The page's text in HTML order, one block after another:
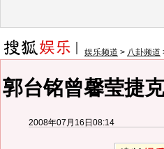
娱乐频道 > 八卦频道
郭台铭曾馨莹捷
2008年07月16日08:14